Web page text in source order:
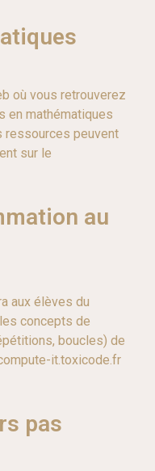
où vous retrouverez
en mathématiques
ressources peuvent
sur le
au
aux élèves du
concepts de
boucles) de
it.toxicode.fr
pas